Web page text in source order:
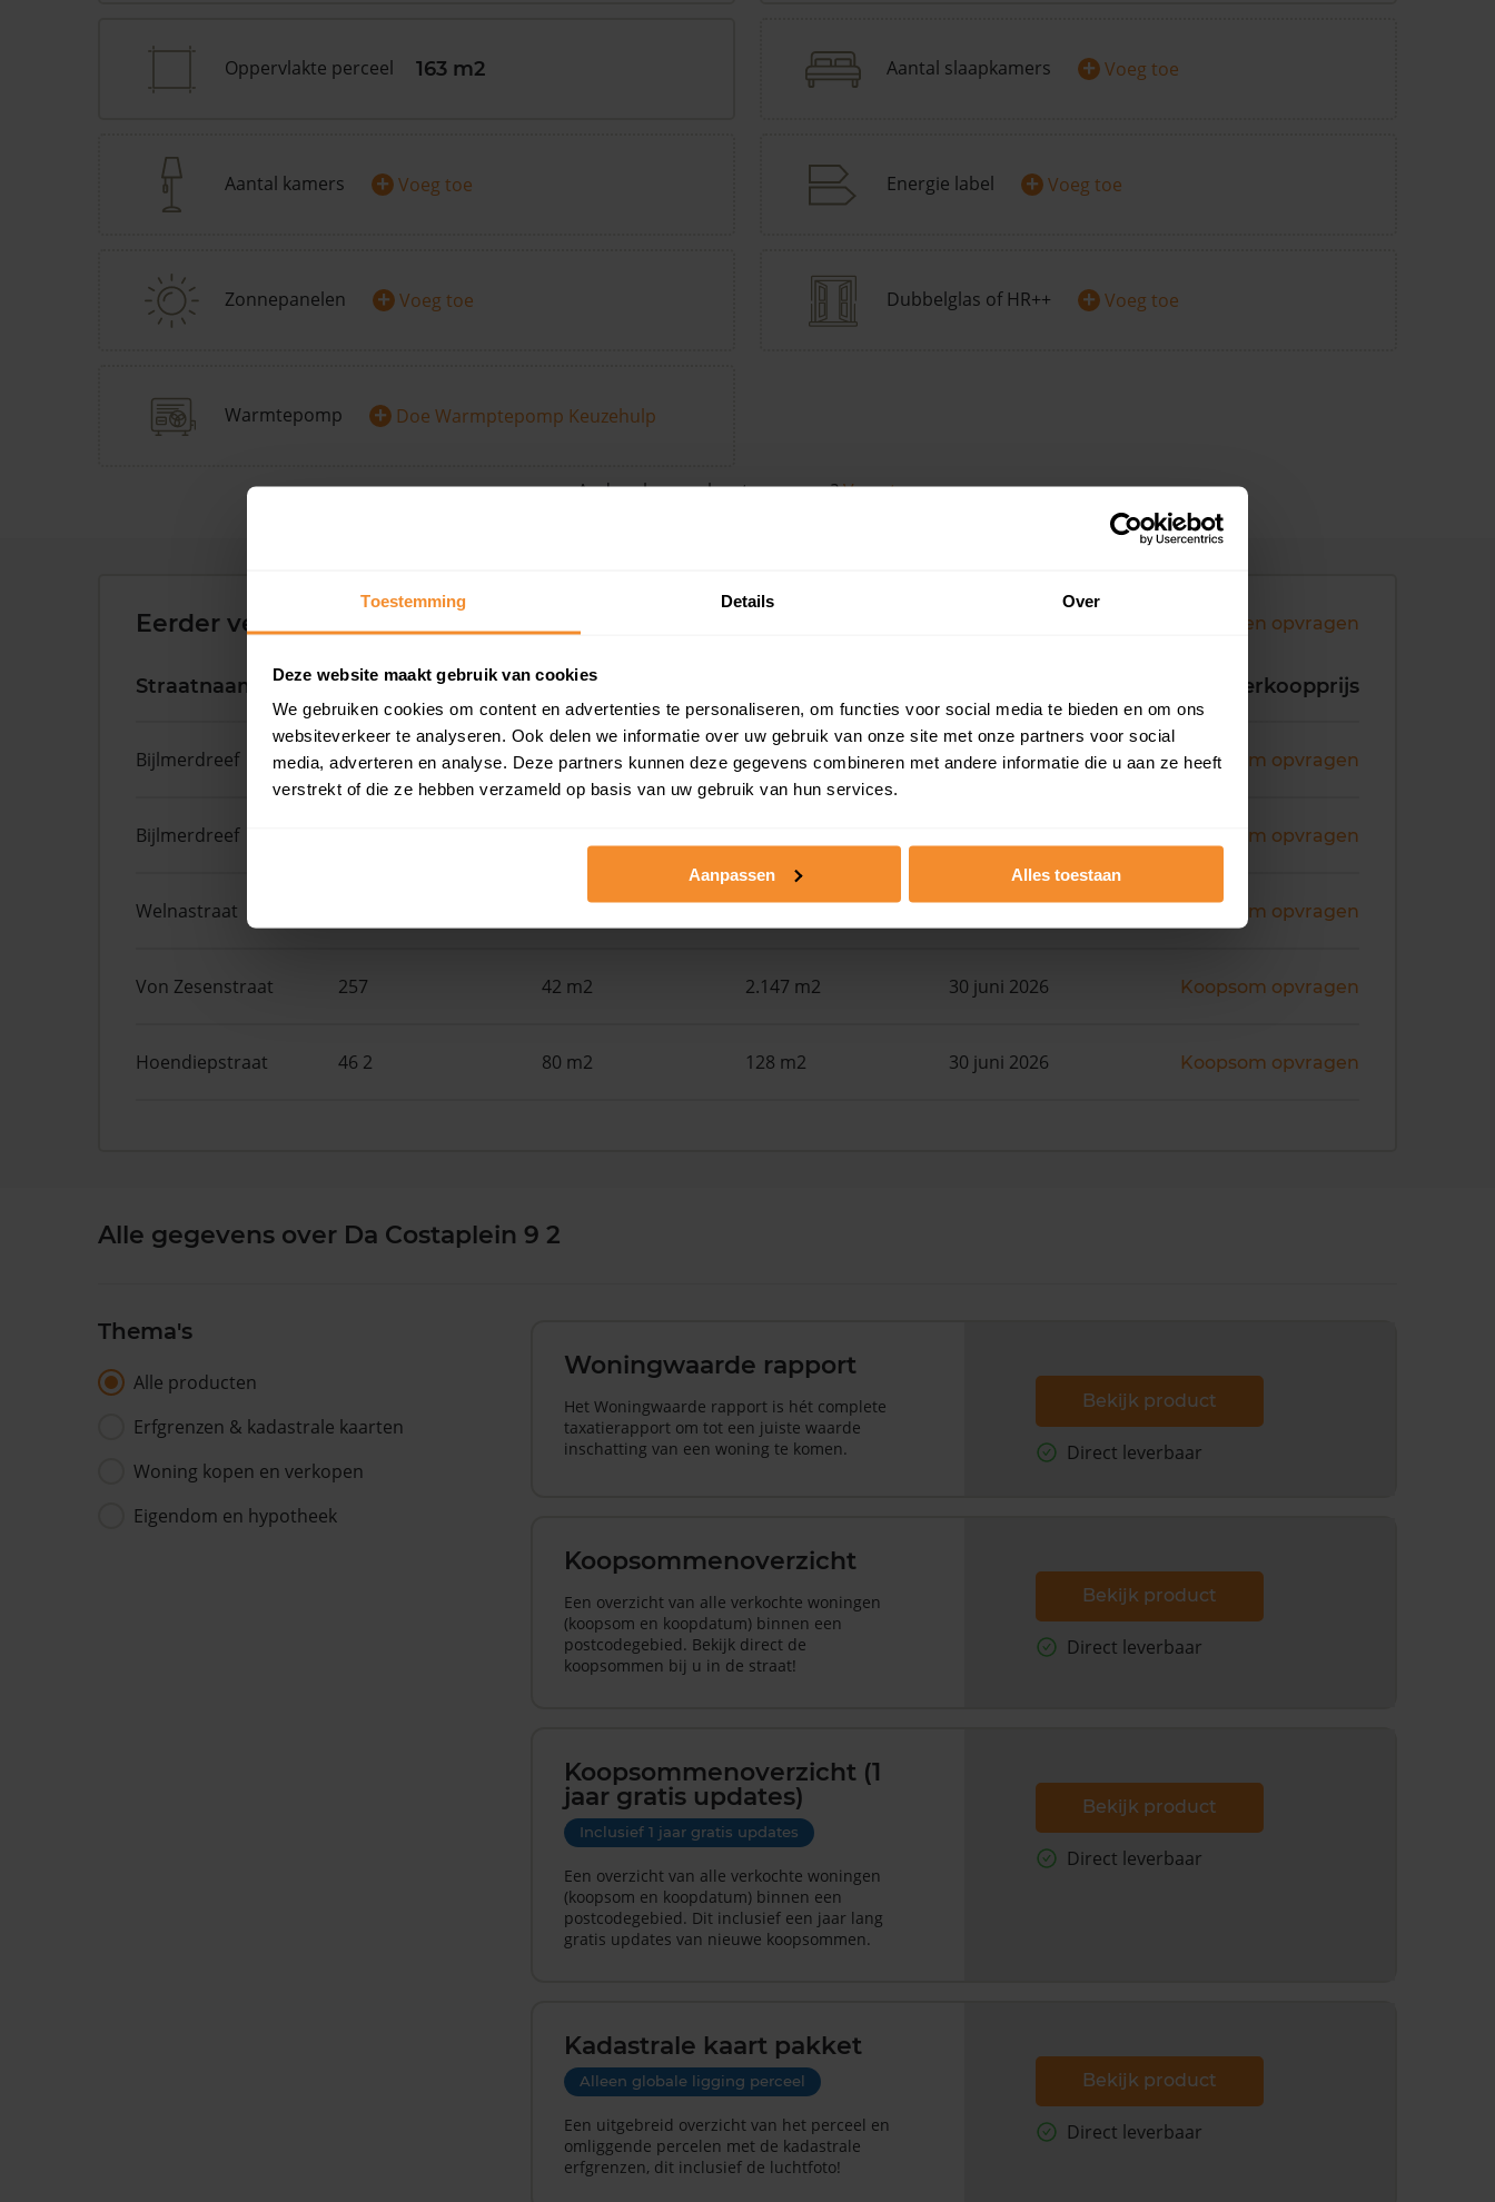
Toestemming Details Over
Deze website maakt gebruik van cookies
We gebruiken cookies om content en advertenties te personaliseren, om functies voor social media te bieden en om ons
websiteverkeer te analyseren. Ook delen we informatie over uw gebruik van onze site met onze partners voor social
media, adverteren en analyse. Deze partners kunnen deze gegevens combineren met andere informatie die u aan ze heeft
verstrekt of die ze hebben verzameld op basis van uw gebruik van hun services.
Aanpassen Alles toestaan
Oppervlakte perceel 163 m2 Aantal slaapkamers + Voeg toe
Aantal kamers + Voeg toe Energie label + Voeg toe
Zonnepanelen + Voeg toe Dubbelglas of HR++ + Voeg toe
Warmtepomp + Doe Warmptepomp Keuzehulp
Andere kenmerken toevoegen?Voeg toe
Eerder verkochte woningen in de buurt Andere koopsommen opvragen
Straatnaam Huisnr. Woonoppervlak Verkoopprijs
Bijlmerdreef 1457 110 m2 108 m2 30 juni 2026 Koopsom opvragen
Bijlmerdreef Koopsom opvragen
Welnastraat 28 m2 3.820 m2 30 juni 2026 Koopsom opvragen
Von Zesenstraat 257 42 m2 2.147 m2 30 juni 2026 Koopsom opvragen
Hoendiepstraat 46 2 80 m2 128 m2 30 juni 2026 Koopsom opvragen
Alle gegevens over Da Costaplein 9 2
Thema's
Alle producten
Erfgrenzen & kadastrale kaarten
Woning kopen en verkopen
Eigendom en hypotheek
Woningwaarde rapport
Het Woningwaarde rapport is hét complete
taxatierapport om tot een juiste waarde
inschatting van een woning te komen.
Bekijk product
Direct leverbaar
Koopsommenoverzicht
Een overzicht van alle verkochte woningen
(koopsom en koopdatum) binnen een
postcodegebied. Bekijk direct de
koopsommen bij u in de straat!
Bekijk product
Direct leverbaar
Koopsommenoverzicht (1
jaar gratis updates)
Inclusief 1 jaar gratis updates
Een overzicht van alle verkochte woningen
(koopsom en koopdatum) binnen een
postcodegebied. Dit inclusief een jaar lang
gratis updates van nieuwe koopsommen.
Bekijk product
Direct leverbaar
Kadastrale kaart pakket
Alleen globale ligging perceel
Een uitgebreid overzicht van het perceel en
omliggende percelen met de kadastrale
erfgrenzen, dit inclusief de luchtfoto!
Bekijk product
Direct leverbaar